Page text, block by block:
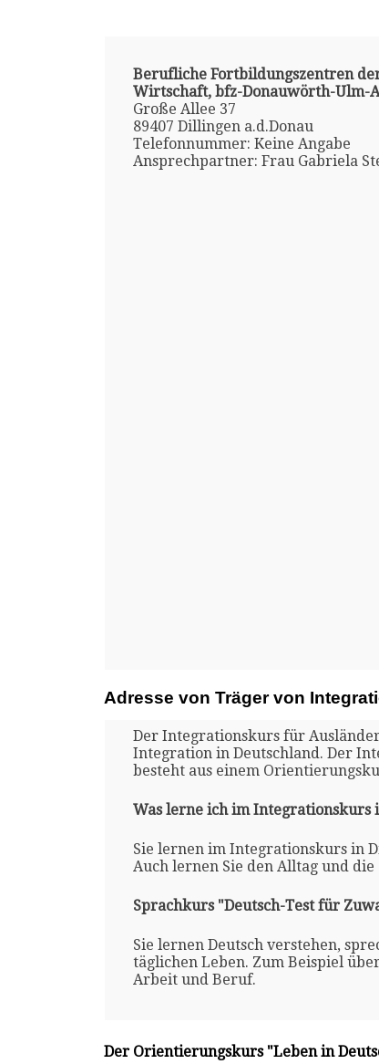
Berufliche Fortbildungszentren
Wirtschaft, bfz-Donauwörth-Ulm-
Große Allee 37
89407 Dillingen a.d.Donau
Telefonnummer: Keine Angabe
Ansprechpartner: Frau Gabriela
Adresse von Träger von
Der Integrationskurs für
Integration in Deutschland. Der
besteht aus einem
Was lerne ich im Integrationskurs
Sie lernen im Integrationskurs in
Auch lernen Sie den Alltag und
Sprachkurs "Deutsch-Test für
Sie lernen Deutsch verstehen,
täglichen Leben. Zum Beispiel
Arbeit und Beruf.
Der Orientierungskurs "Leben in